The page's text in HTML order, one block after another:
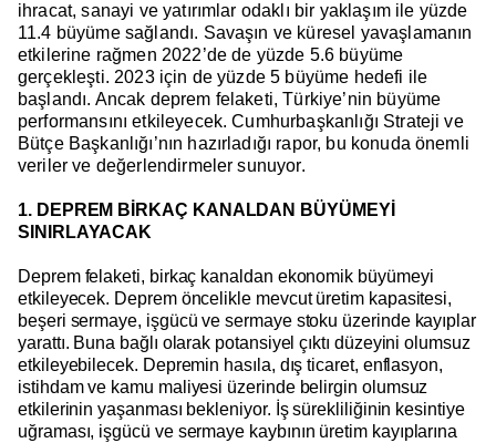
ihracat, sanayi ve yatırımlar odaklı bir yaklaşım ile yüzde
11.4 büyüme sağlandı. Savaşın ve küresel yavaşlamanın
etkilerine rağmen 2022’de de yüzde 5.6 büyüme
gerçekleşti. 2023 için de yüzde 5 büyüme hedefi ile
başlandı. Ancak deprem felaketi, Türkiye’nin büyüme
performansını etkileyecek. Cumhurbaşkanlığı Strateji ve
Bütçe Başkanlığı’nın hazırladığı rapor, bu konuda önemli
veriler ve değerlendirmeler sunuyor.
1. DEPREM BİRKAÇ KANALDAN BÜYÜMEYİ
SINIRLAYACAK
Deprem felaketi, birkaç kanaldan ekonomik büyümeyi
etkileyecek. Deprem öncelikle mevcut üretim kapasitesi,
beşeri sermaye, işgücü ve sermaye stoku üzerinde kayıplar
yarattı. Buna bağlı olarak potansiyel çıktı düzeyini olumsuz
etkileyebilecek. Depremin hasıla, dış ticaret, enflasyon,
istihdam ve kamu maliyesi üzerinde belirgin olumsuz
etkilerinin yaşanması bekleniyor. İş sürekliliğinin kesintiye
uğraması, işgücü ve sermaye kaybının üretim kayıplarına